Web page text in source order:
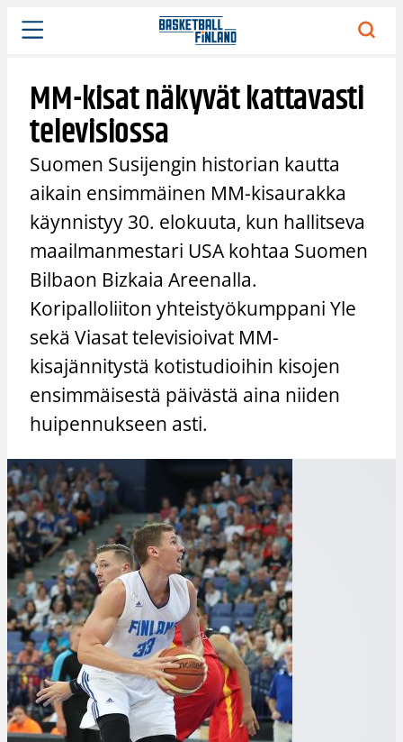
Siirry
sisältöön
MM-kisat näkyvät kattavasti
televisiossa
Suomen Susijengin historian kautta
aikain ensimmäinen MM-kisaurakka
käynnistyy 30. elokuuta, kun hallitseva
maailmanmestari USA kohtaa Suomen
Bilbaon Bizkaia Areenalla.
Koripalloliiton yhteistyökumppani Yle
sekä Viasat televisioivat MM-
kisajännitystä kotistudioihin kisojen
ensimmäisestä päivästä aina niiden
huipennukseen asti.